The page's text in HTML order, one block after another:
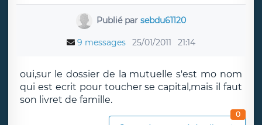
Publié parsebdu61120
9 messages 25/01/2011 21:14
oui,sur le dossier de la mutuelle s'est mo nom
qui est ecrit pour toucher se capital,mais il faut
son livret de famille.
0